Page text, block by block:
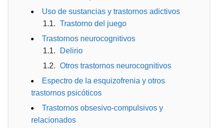
Uso de sustancias y trastornos adictivos
Trastorno del juego
Trastornos neurocognitivos
Delirio
Otros trastornos neurocognitivos
Espectro de la esquizofrenia y otros
trastornos psicóticos
Trastornos obsesivo-compulsivos y
relacionados